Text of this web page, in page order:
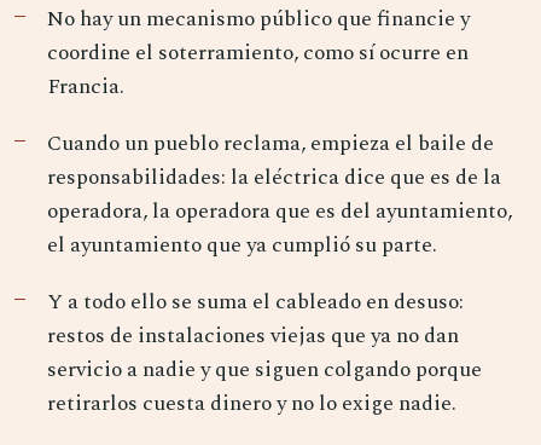
No hay un mecanismo público que financie y
coordine el soterramiento, como sí ocurre en
Francia.
Cuando un pueblo reclama, empieza el baile de
responsabilidades: la eléctrica dice que es de la
operadora, la operadora que es del ayuntamiento,
el ayuntamiento que ya cumplió su parte.
Y a todo ello se suma el cableado en desuso:
restos de instalaciones viejas que ya no dan
servicio a nadie y que siguen colgando porque
retirarlos cuesta dinero y no lo exige nadie.